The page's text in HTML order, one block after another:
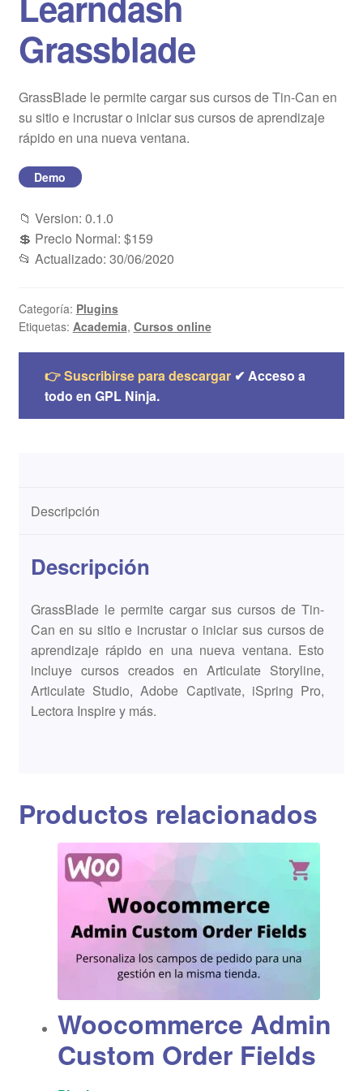
Blog
Mi cuenta
Grassblade
GrassBlade le permite cargar sus cursos de Tin-Can en
su sitio e incrustar o iniciar sus cursos de aprendizaje
rápido en una nueva ventana.
Demo
📁 Version: 0.1.0
💲 Precio Normal: $159
📂 Actualizado: 30/06/2020
Categoría: Plugins
Etiquetas: Academia, Cursos online
👉 Suscribirse para descargar✔ Acceso a
todo en GPL Ninja.
Descripción
Descripción
GrassBlade le permite cargar sus cursos de Tin-
Can en su sitio e incrustar o iniciar sus cursos de
aprendizaje rápido en una nueva ventana. Esto
incluye cursos creados en Articulate Storyline,
Articulate Studio, Adobe Captivate, iSpring Pro,
Lectora Inspire y más.
Productos relacionados
Woocommerce Admin
Custom Order Fields